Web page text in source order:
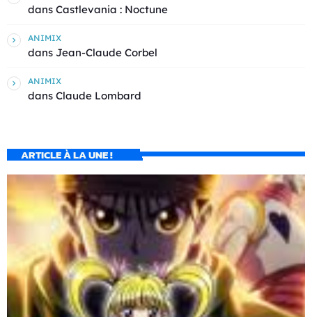
dans Castlevania : Noctune
ANIMIX
dans Jean-Claude Corbel
ANIMIX
dans Claude Lombard
ARTICLE À LA UNE !